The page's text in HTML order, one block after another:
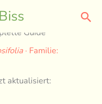
Guide
· Familie:
aktualisiert: